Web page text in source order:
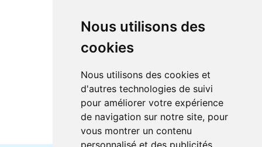
Nous utilisons des
cookies
Nous utilisons des cookies et
d'autres technologies de suivi
pour améliorer votre expérience
de navigation sur notre site, pour
vous montrer un contenu
personnalisé et des publicités